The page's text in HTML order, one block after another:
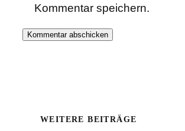
Kommentar speichern.
WEITERE BEITRÄGE